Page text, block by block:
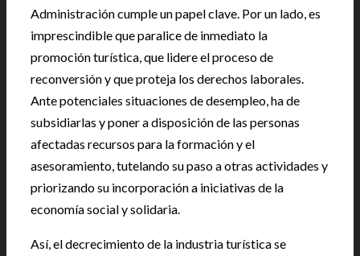
Administración cumple un papel clave. Por un lado, es
imprescindible que paralice de inmediato la
promoción turística, que lidere el proceso de
reconversión y que proteja los derechos laborales.
Ante potenciales situaciones de desempleo, ha de
subsidiarlas y poner a disposición de las personas
afectadas recursos para la formación y el
asesoramiento, tutelando su paso a otras actividades y
priorizando su incorporación a iniciativas de la
economía social y solidaria.
Así, el decrecimiento de la industria turística se